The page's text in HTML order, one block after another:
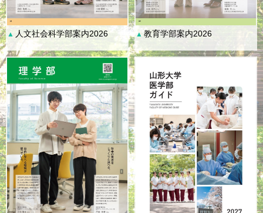
▲ 人文社会科学部案内2026 ▲ 教育学部案内2026